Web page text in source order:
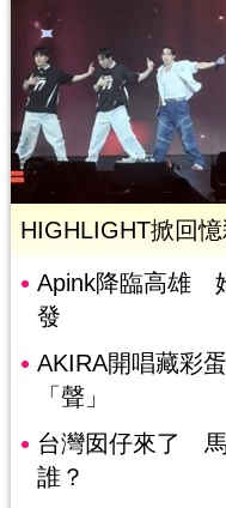
HIGHLIGHT掀回
Apink降臨高雄
發
AKIRA開唱藏彩
「聲」
台灣囡仔來了
誰？